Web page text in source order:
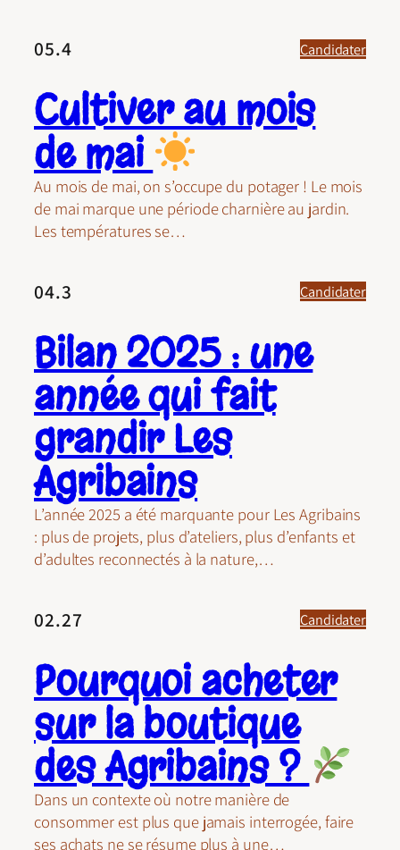
05.4 Candidater
Cultiver au mois
de mai
Au mois de mai, on s’occupe du potager ! Le mois
de mai marque une période charnière au jardin.
Les températures se…
04.3 Candidater
Bilan 2025 : une
année qui fait
grandir Les
Agribains
L’année 2025 a été marquante pour Les Agribains
: plus de projets, plus d’ateliers, plus d’enfants et
d’adultes reconnectés à la nature,…
02.27 Candidater
Pourquoi acheter
sur la boutique
des Agribains ?
Dans un contexte où notre manière de
consommer est plus que jamais interrogée, faire
ses achats ne se résume plus à une…